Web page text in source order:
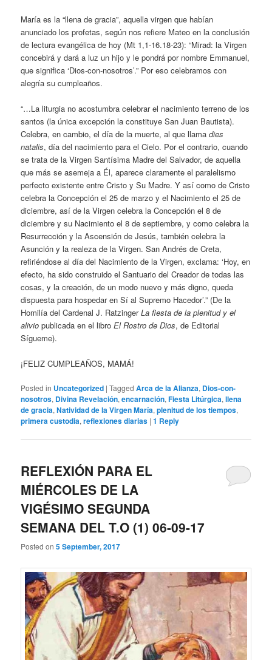
María es la “llena de gracia”, aquella virgen que habían
anunciado los profetas, según nos refiere Mateo en la conclusión
de lectura evangélica de hoy (Mt 1,1-16.18-23): “Mirad: la Virgen
concebirá y dará a luz un hijo y le pondrá por nombre Emmanuel,
que significa ‘Dios-con-nosotros’.” Por eso celebramos con
alegría su cumpleaños.
“…La liturgia no acostumbra celebrar el nacimiento terreno de los
santos (la única excepción la constituye San Juan Bautista).
Celebra, en cambio, el día de la muerte, al que llamadies
natalis, día del nacimiento para el Cielo. Por el contrario, cuando
se trata de la Virgen Santísima Madre del Salvador, de aquella
que más se asemeja a Él, aparece claramente el paralelismo
perfecto existente entre Cristo y Su Madre. Y así como de Cristo
celebra la Concepción el 25 de marzo y el Nacimiento el 25 de
diciembre, así de la Virgen celebra la Concepción el 8 de
diciembre y su Nacimiento el 8 de septiembre, y como celebra la
Resurrección y la Ascensión de Jesús, también celebra la
Asunción y la realeza de la Virgen. San Andrés de Creta,
refiriéndose al día del Nacimiento de la Virgen, exclama: ‘Hoy, en
efecto, ha sido construido el Santuario del Creador de todas las
cosas, y la creación, de un modo nuevo y más digno, queda
dispuesta para hospedar en Sí al Supremo Hacedor’.” (De la
Homilía del Cardenal J. RatzingerLa fiesta de la plenitud y el
alivio publicada en el libroEl Rostro de Dios, de Editorial
Sígueme).
¡FELIZ CUMPLEAÑOS, MAMÁ!
Posted in Uncategorized |Tagged Arca de la Alianza, Dios-con-
nosotros, Divina Revelación,encarnación,Fiesta Litúrgica,llena
de gracia,Natividad de la Virgen María,plenitud de los tiempos,
primera custodia,reflexiones diarias |1 Reply
REFLEXIÓN PARA EL
MIÉRCOLES DE LA
VIGÉSIMO SEGUNDA
SEMANA DEL T.O (1) 06-09-17
Posted on5 September, 2017